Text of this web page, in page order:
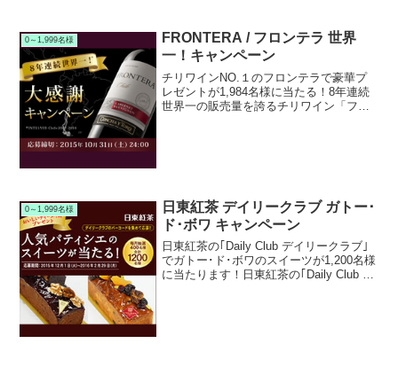
0～1,999名様
FRONTERA / フロンテラ 世界
一！キャンペーン
チリワインNO.１のフロンテラで豪華プ
レゼントが1,984名様に当たる！8年連続
世界一の販売量を誇るチリワイン「フロ
0～1,999名様
日東紅茶 デイリークラブ ガトー･
ド･ボワ キャンペーン
日東紅茶の｢Daily Club デイリークラブ｣
でガトー･ド･ボワのスイーツが1,200名様
に当たります！日東紅茶の｢Daily Club デ